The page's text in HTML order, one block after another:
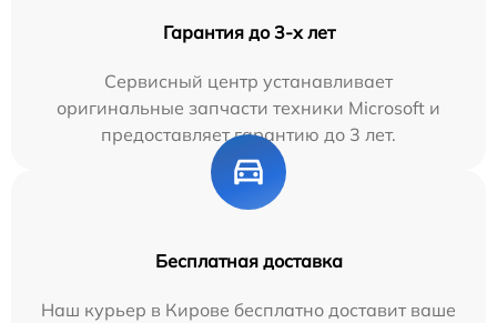
Гарантия до 3-х лет
Сервисный центр устанавливает
оригинальные запчасти техники Microsoft и
предоставляет гарантию до 3 лет.
Бесплатная доставка
Наш курьер в Кирове бесплатно доставит ваше